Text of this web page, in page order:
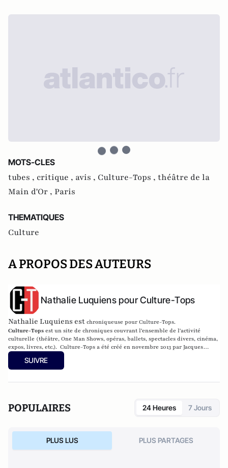
MOTS-CLES
tubes , critique , avis , Culture-Tops , théâtre de la
Main d'Or , Paris
THEMATIQUES
Culture
A PROPOS DES AUTEURS
Nathalie Luquiens pour Culture-Tops
Nathalie Luquiens est chroniqueuse pour Culture-Tops.
Culture-Tops est un site de chroniques couvrant l'ensemble de l'activité
culturelle (théâtre, One Man Shows, opéras, ballets, spectacles divers, cinéma,
expos, livres, etc.). Culture-Tops a été créé en novembre 2013 par Jacques
Paugam , journaliste et écrivain, et son fils, Gabriel Lecarpentier-Paugam, 23
ans, en Master d'école de commerce, et grand amateur de One Man Shows.
SUIVRE
POPULAIRES 24 Heures 7 Jours
PLUS LUS PLUS PARTAGES